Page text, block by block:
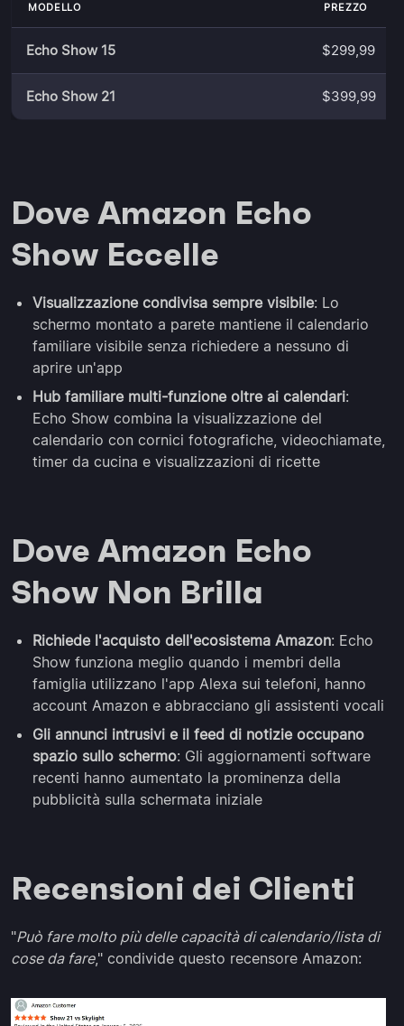
MODELLO PREZZO
Echo Show 15 $299,99
Echo Show 21 $399,99
Dove Amazon Echo
Show Eccelle
Visualizzazione condivisa sempre visibile: Lo
schermo montato a parete mantiene il calendario
familiare visibile senza richiedere a nessuno di
aprire un'app
Hub familiare multi-funzione oltre ai calendari:
Echo Show combina la visualizzazione del
calendario con cornici fotografiche, videochiamate,
timer da cucina e visualizzazioni di ricette
Dove Amazon Echo
Show Non Brilla
Richiede l'acquisto dell'ecosistema Amazon: Echo
Show funziona meglio quando i membri della
famiglia utilizzano l'app Alexa sui telefoni, hanno
account Amazon e abbracciano gli assistenti vocali
Gli annunci intrusivi e il feed di notizie occupano
spazio sullo schermo: Gli aggiornamenti software
recenti hanno aumentato la prominenza della
pubblicità sulla schermata iniziale
Recensioni dei Clienti
"Può fare molto più delle capacità di calendario/lista di
cose da fare," condivide questo recensore Amazon: